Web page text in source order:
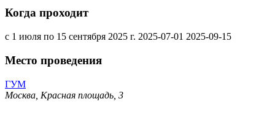
Когда проходит
с 1 июля по 15 сентября 2025 г. 2025-07-01 2025-09-15
Место проведения
ГУМ
Москва, Красная площадь, 3